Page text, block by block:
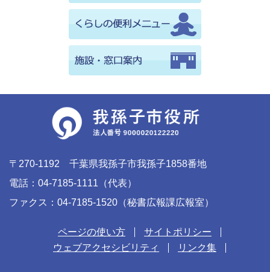
〒270-1192 千葉県我孫子市我孫子1858番地
電話：04-7185-1111（代表）
ファクス：04-7185-1520（秘書広報課広報室）
ページの使い方
サイトポリシー
ウェブアクセシビリティ
リンク集